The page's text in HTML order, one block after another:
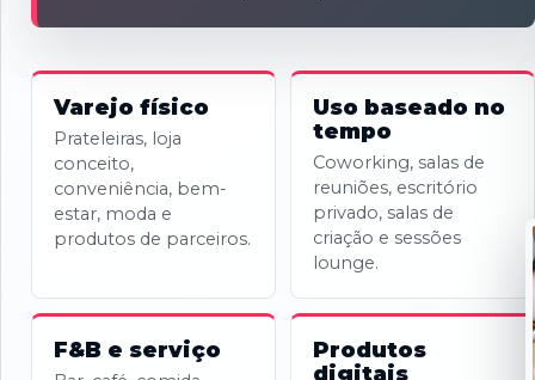
Varejo físico
Prateleiras, loja
conceito,
conveniência, bem-
estar, moda e
produtos de parceiros.
Uso baseado no
tempo
Coworking, salas de
reuniões, escritório
privado, salas de
criação e sessões
lounge.
F&B e serviço
Produtos
digitais